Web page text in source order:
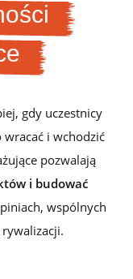
gdy uczestnicy
i wchodzić
pozwalają
i budować
wspólnych
rywalizacji.